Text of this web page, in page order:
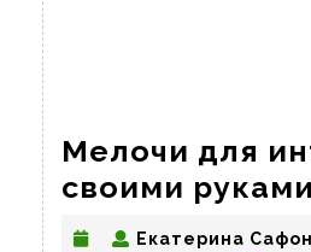
Мелочи для
своими руками
Екатерина